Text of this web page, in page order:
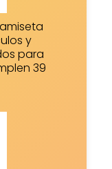
y
para
39